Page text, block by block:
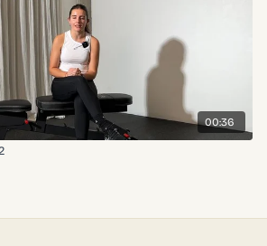
00:36